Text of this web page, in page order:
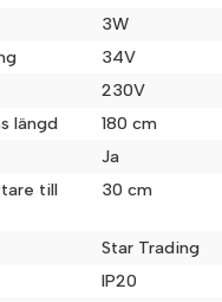
min fråga
Skicka fråga
3W
34V
230V
längd
180 cm
Ja
till
30 cm
Star Trading
IP20